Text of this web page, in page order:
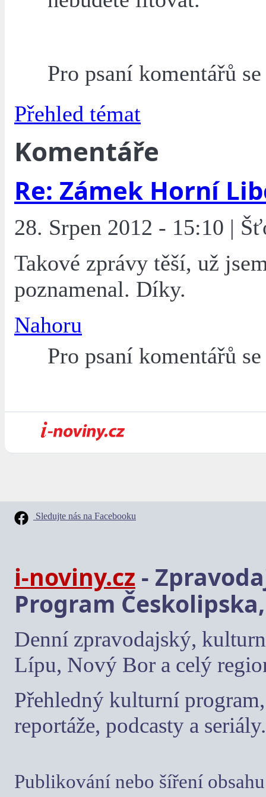
Pro psaní komentářů
Přehled témat
Komentáře
Re: Zámek Horní
28. Srpen 2012 - 15:10 |
Takové zprávy těší, už
poznamenal. Díky.
Nahoru
Pro psaní komentářů
Sledujte nás na Facebooku
i-noviny.cz -
Program
Denní zpravodajský,
Lípu, Nový Bor a celý
Přehledný kulturní
reportáže, podcasty a seriály.
Publikování nebo šíření